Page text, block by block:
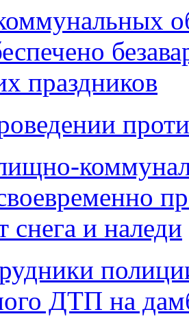
праздников
снега и наледи
ДТП на